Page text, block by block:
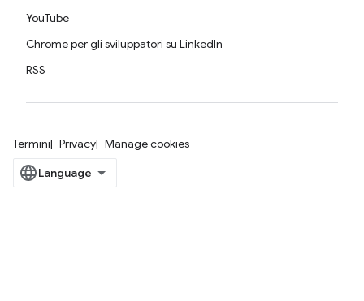
YouTube
Chrome per gli sviluppatori su LinkedIn
RSS
Termini Privacy Manage cookies